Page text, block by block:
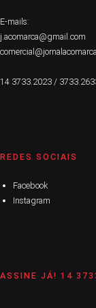
E-mails:
j.acomarca@gmail.com
14 3733.2023 /
REDES SOCIAIS
Facebook
Instagram
ASSINE JÁ! 14